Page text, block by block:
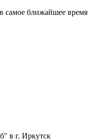
самое ближайшее время
в г. Иркутск